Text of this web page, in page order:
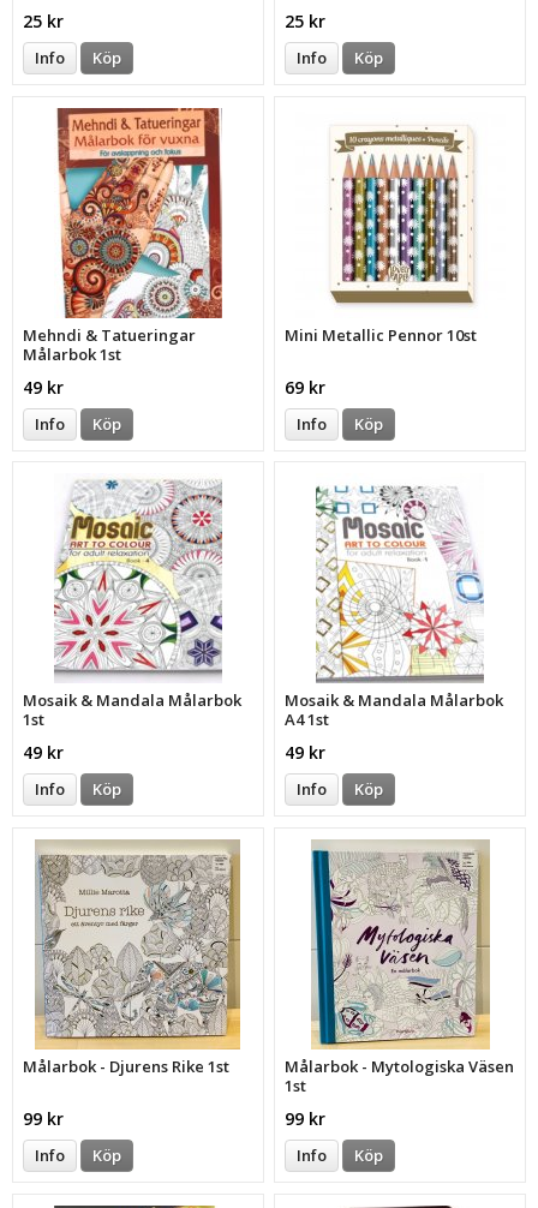
25 kr
Info Köp
25 kr
Info Köp
Mehndi & Tatueringar
Målarbok 1st
49 kr
Info Köp
Mini Metallic Pennor 10st
69 kr
Info Köp
Mosaik & Mandala Målarbok
1st
49 kr
Info Köp
Mosaik & Mandala Målarbok
A4 1st
49 kr
Info Köp
Målarbok - Djurens Rike 1st
99 kr
Info Köp
Målarbok - Mytologiska Väsen
1st
99 kr
Info Köp